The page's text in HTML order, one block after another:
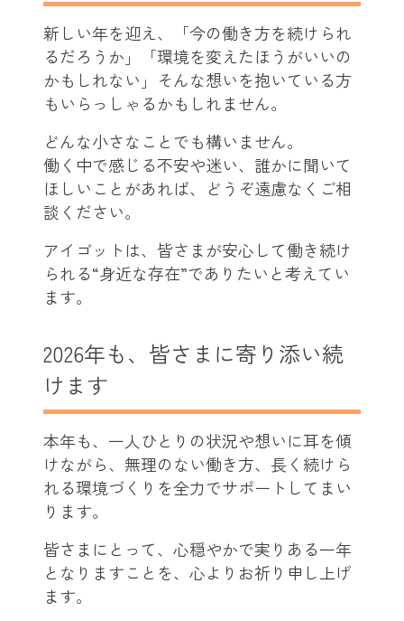
新しい年を迎え、「今の働き方を続けられ
るだろうか」「環境を変えたほうがいいの
かもしれない」そんな想いを抱いている方
もいらっしゃるかもしれません。
どんな小さなことでも構いません。
働く中で感じる不安や迷い、誰かに聞いて
ほしいことがあれば、どうぞ遠慮なくご相
談ください。
アイゴットは、皆さまが安心して働き続け
られる“身近な存在”でありたいと考えてい
ます。
2026年も、皆さまに寄り添い続
けます
本年も、一人ひとりの状況や想いに耳を傾
けながら、無理のない働き方、長く続けら
れる環境づくりを全力でサポートしてまい
ります。
皆さまにとって、心穏やかで実りある一年
となりますことを、心よりお祈り申し上げ
ます。